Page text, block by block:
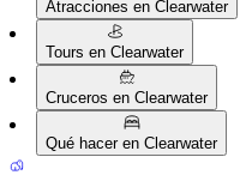
Atracciones en Clearwater
Tours en Clearwater
Cruceros en Clearwater
Qué hacer en Clearwater